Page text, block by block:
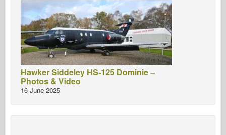
Hawker Siddeley HS-125 Dominie –
Photos & Video
16 June 2025